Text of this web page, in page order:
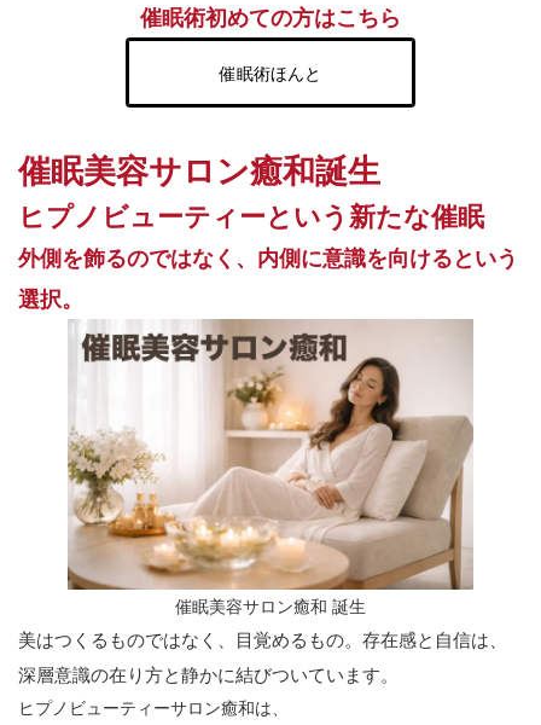
催眠術初めての方はこちら
催眠術ほんと
催眠美容サロン癒和誕生
ヒプノビューティーという新たな催眠
外側を飾るのではなく、内側に意識を向けるという
選択。
催眠美容サロン癒和 誕生
美はつくるものではなく、目覚めるもの。存在感と自信は、
深層意識の在り方と静かに結びついています。
ヒプノビューティーサロン癒和は、